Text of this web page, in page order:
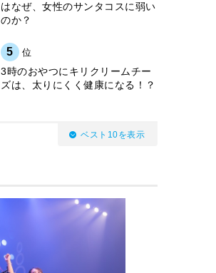
はなぜ、女性のサンタコスに弱い
のか？
5 位
3時のおやつにキリクリームチー
ズは、太りにくく健康になる！？
ベスト10を表示